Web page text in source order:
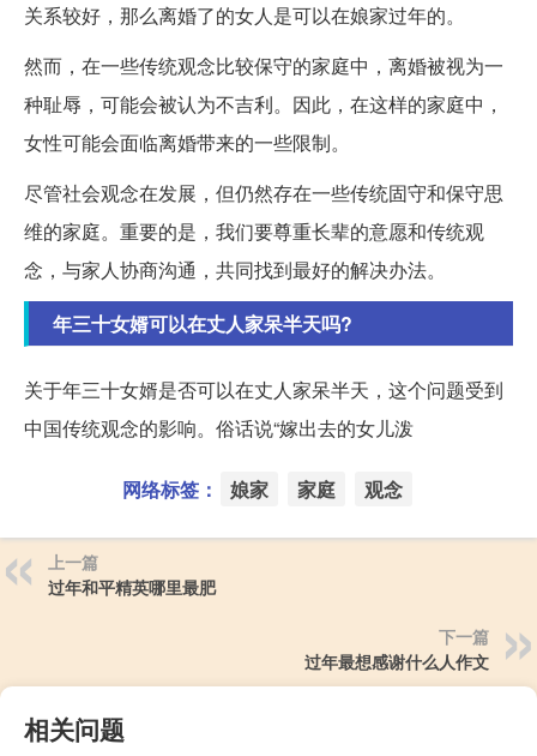
关系较好，那么离婚了的女人是可以在娘家过年的。
然而，在一些传统观念比较保守的家庭中，离婚被视为一
种耻辱，可能会被认为不吉利。因此，在这样的家庭中，
女性可能会面临离婚带来的一些限制。
尽管社会观念在发展，但仍然存在一些传统固守和保守思
维的家庭。重要的是，我们要尊重长辈的意愿和传统观
念，与家人协商沟通，共同找到最好的解决办法。
年三十女婿可以在丈人家呆半天吗?
关于年三十女婿是否可以在丈人家呆半天，这个问题受到
中国传统观念的影响。俗话说“嫁出去的女儿泼
网络标签： 娘家 家庭 观念
上一篇
过年和平精英哪里最肥
下一篇
过年最想感谢什么人作文
相关问题